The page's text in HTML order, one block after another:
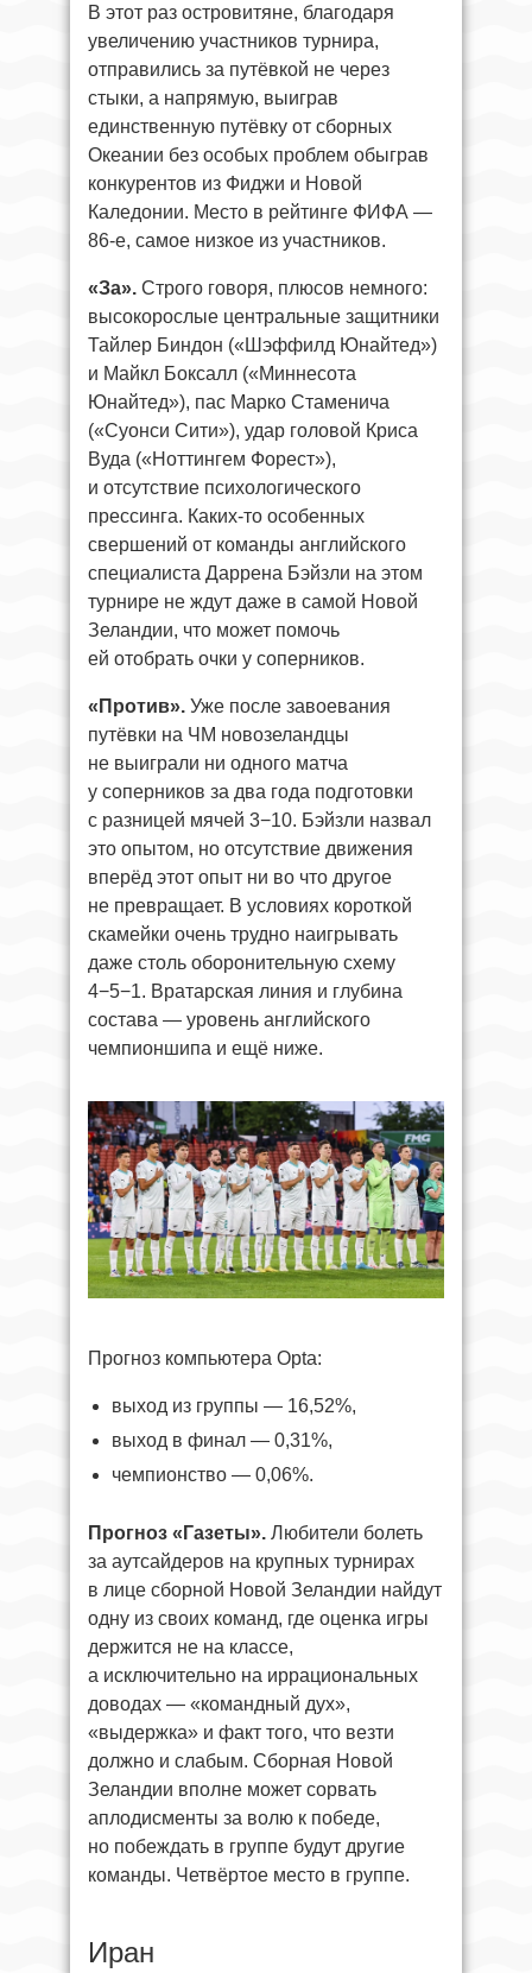
В этот раз островитяне, благодаря
увеличению участников турнира,
отправились за путёвкой не через
стыки, а напрямую, выиграв
единственную путёвку от сборных
Океании без особых проблем обыграв
конкурентов из Фиджи и Новой
Каледонии. Место в рейтинге ФИФА —
86-е, самое низкое из участников.
«За». Строго говоря, плюсов немного:
высокорослые центральные защитники
Тайлер Биндон («Шэффилд Юнайтед»)
и Майкл Боксалл («Миннесота
Юнайтед»), пас Марко Стаменича
(«Суонси Сити»), удар головой Криса
Вуда («Ноттингем Форест»),
и отсутствие психологического
прессинга. Каких-то особенных
свершений от команды английского
специалиста Даррена Бэйзли на этом
турнире не ждут даже в самой Новой
Зеландии, что может помочь
ей отобрать очки у соперников.
«Против». Уже после завоевания
путёвки на ЧМ новозеландцы
не выиграли ни одного матча
у соперников за два года подготовки
с разницей мячей 3−10. Бэйзли назвал
это опытом, но отсутствие движения
вперёд этот опыт ни во что другое
не превращает. В условиях короткой
скамейки очень трудно наигрывать
даже столь оборонительную схему
4−5−1. Вратарская линия и глубина
состава — уровень английского
чемпионшипа и ещё ниже.
Прогноз компьютера Opta:
выход из группы — 16,52%,
выход в финал — 0,31%,
чемпионство — 0,06%.
Прогноз «Газеты». Любители болеть
за аутсайдеров на крупных турнирах
в лице сборной Новой Зеландии найдут
одну из своих команд, где оценка игры
держится не на классе,
а исключительно на иррациональных
доводах — «командный дух»,
«выдержка» и факт того, что везти
должно и слабым. Сборная Новой
Зеландии вполне может сорвать
аплодисменты за волю к победе,
но побеждать в группе будут другие
команды. Четвёртое место в группе.
Иран